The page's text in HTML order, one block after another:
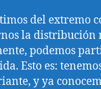
del extremo
la distribución
podemos
Esto es:
y ya